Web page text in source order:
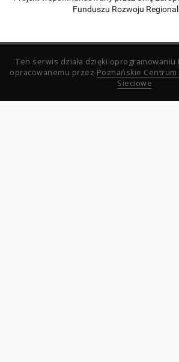
Funduszu Rozwoju
Ten serwis działa dzięki oprogramowaniu
opracowanemu przez Poznańskie
Sieciowe